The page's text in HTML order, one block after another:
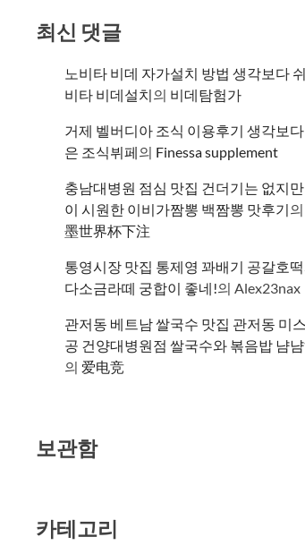
최신 댓글
노비타 비데 자가설치 방법 생각보다
비타 비데설치의 비데탐험가
거제 벨버디아 조식 이용후기 생각보
은 조식뷔페의 ​Finessa supplement
충남대병원 점심 맛집 건더기는 없지
이 시원한 이비가짬뽕 백짬뽕 맛후기의
墨世界杯下注
통영시장 맛집 통제영 꽈배기 공갈호
다소금라떼 궁합이 좋네!의Alex23nax
관저동 베트남 쌀국수 맛집 관저동 미
공 건양대병원점 쌀국수와 볶음밥 냠
의 爱电竞
보관함
카테고리